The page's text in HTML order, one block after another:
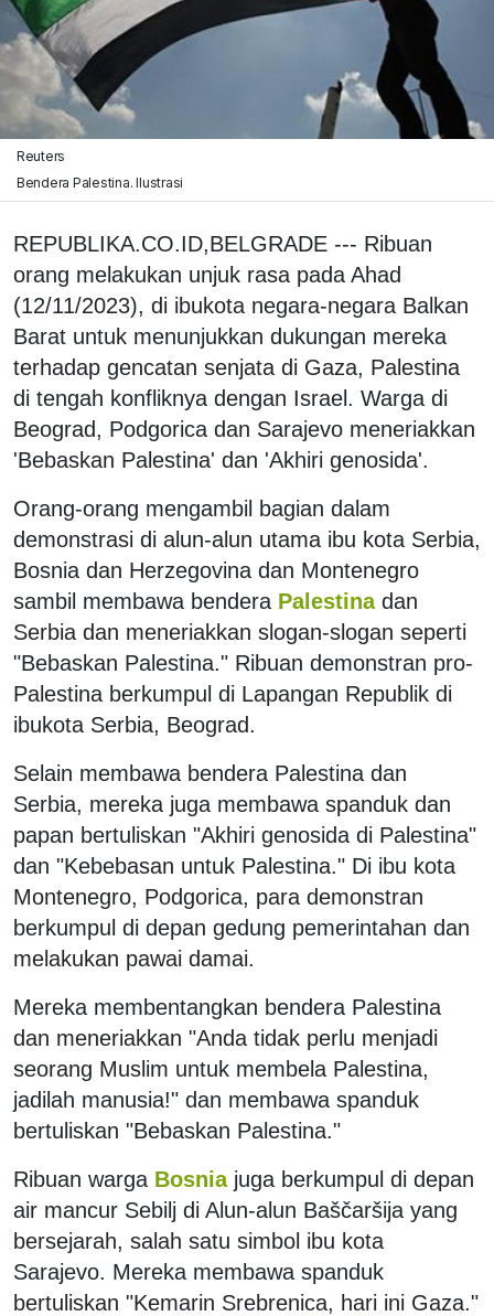
Reuters
Bendera Palestina. Ilustrasi
REPUBLIKA.CO.ID,BELGRADE --- Ribuan
orang melakukan unjuk rasa pada Ahad
(12/11/2023), di ibukota negara-negara Balkan
Barat untuk menunjukkan dukungan mereka
terhadap gencatan senjata di Gaza, Palestina
di tengah konfliknya dengan Israel. Warga di
Beograd, Podgorica dan Sarajevo meneriakkan
'Bebaskan Palestina' dan 'Akhiri genosida'.
Orang-orang mengambil bagian dalam
demonstrasi di alun-alun utama ibu kota Serbia,
Bosnia dan Herzegovina dan Montenegro
sambil membawa bendera Palestina dan
Serbia dan meneriakkan slogan-slogan seperti
"Bebaskan Palestina." Ribuan demonstran pro-
Palestina berkumpul di Lapangan Republik di
ibukota Serbia, Beograd.
Selain membawa bendera Palestina dan
Serbia, mereka juga membawa spanduk dan
papan bertuliskan "Akhiri genosida di Palestina"
dan "Kebebasan untuk Palestina." Di ibu kota
Montenegro, Podgorica, para demonstran
berkumpul di depan gedung pemerintahan dan
melakukan pawai damai.
Mereka membentangkan bendera Palestina
dan meneriakkan "Anda tidak perlu menjadi
seorang Muslim untuk membela Palestina,
jadilah manusia!" dan membawa spanduk
bertuliskan "Bebaskan Palestina."
Ribuan warga Bosnia juga berkumpul di depan
air mancur Sebilj di Alun-alun Baščaršija yang
bersejarah, salah satu simbol ibu kota
Sarajevo. Mereka membawa spanduk
bertuliskan "Kemarin Srebrenica, hari ini Gaza."